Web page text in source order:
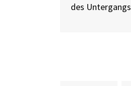
des Untergangs